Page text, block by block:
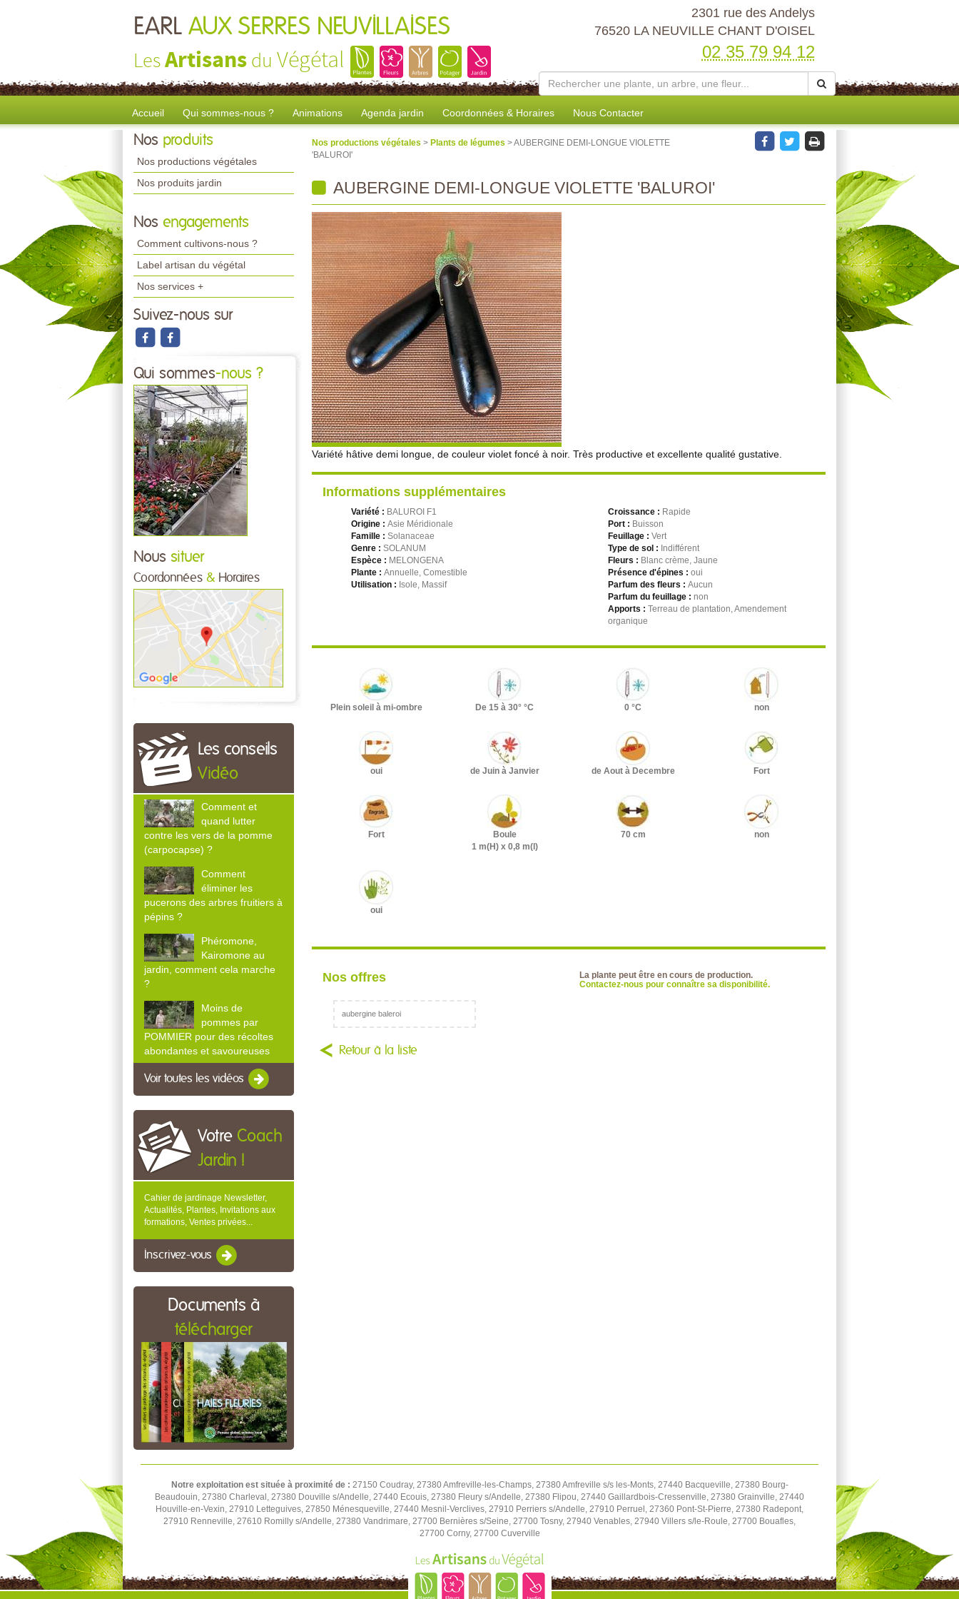
EARL AUX SERRES NEUVILLAISES
LesArtisans du Végétal
2301 rue des Andelys
76520 LA NEUVILLE CHANT D'OISEL
02 35 79 94 12
Accueil Qui sommes-nous ? Animations Agenda jardin Coordonnées & Horaires Nous Contacter
Nos produits
Nos productions végétales
Nos produits jardin
Nos engagements
Comment cultivons-nous ?
Label artisan du végétal
Nos services +
Suivez-nous sur
Qui sommes-nous ?
Nous situer
Coordonnées & Horaires
Les conseils
Vidéo
Comment et
quand lutter
contre les vers de la pomme
(carpocapse) ?
Comment
éliminer les
pucerons des arbres fruitiers à
pépins ?
Phéromone,
Kairomone au
jardin, comment cela marche
?
Moins de
pommes par
POMMIER pour des récoltes
abondantes et savoureuses
Voir toutes les vidéos
Votre Coach
Jardin !
Cahier de jardinage Newsletter,
Actualités, Plantes, Invitations aux
formations, Ventes privées...
Inscrivez-vous
Documents à
télécharger
Nos productions végétales > Plants de légumes > AUBERGINE DEMI-LONGUE VIOLETTE
'BALUROI'
AUBERGINE DEMI-LONGUE VIOLETTE 'BALUROI'
Variété hâtive demi longue, de couleur violet foncé à noir. Très productive et excellente qualité gustative.
Informations supplémentaires
Variété : BALUROI F1
Origine : Asie Méridionale
Famille : Solanaceae
Genre : SOLANUM
Espèce : MELONGENA
Plante : Annuelle, Comestible
Utilisation : Isole, Massif
Croissance : Rapide
Port : Buisson
Feuillage : Vert
Type de sol : Indifférent
Fleurs : Blanc crème, Jaune
Présence d'épines : oui
Parfum des fleurs : Aucun
Parfum du feuillage : non
Apports : Terreau de plantation, Amendement
organique
Plein soleil à mi-ombre De 15 à 30° °C 0 °C non
oui de Juin à Janvier de Aout à Decembre Fort
Fort
Boule
1 m(H) x 0,8 m(l)
70 cm non
oui
Nos offres
La plante peut être en cours de production.
Contactez-nous pour connaître sa disponibilité.
aubergine baleroi
Retour à la liste
Notre exploitation est située à proximité de : 27150 Coudray, 27380 Amfreville-les-Champs, 27380 Amfreville s/s les-Monts, 27440 Bacqueville, 27380 Bourg-
Beaudouin, 27380 Charleval, 27380 Douville s/Andelle, 27440 Ecouis, 27380 Fleury s/Andelle, 27380 Flipou, 27440 Gaillardbois-Cressenville, 27380 Grainville, 27440
Houville-en-Vexin, 27910 Letteguives, 27850 Ménesqueville, 27440 Mesnil-Verclives, 27910 Perriers s/Andelle, 27910 Perruel, 27360 Pont-St-Pierre, 27380 Radepont,
27910 Renneville, 27610 Romilly s/Andelle, 27380 Vandrimare, 27700 Bernières s/Seine, 27700 Tosny, 27940 Venables, 27940 Villers s/le-Roule, 27700 Bouafles,
27700 Corny, 27700 Cuverville